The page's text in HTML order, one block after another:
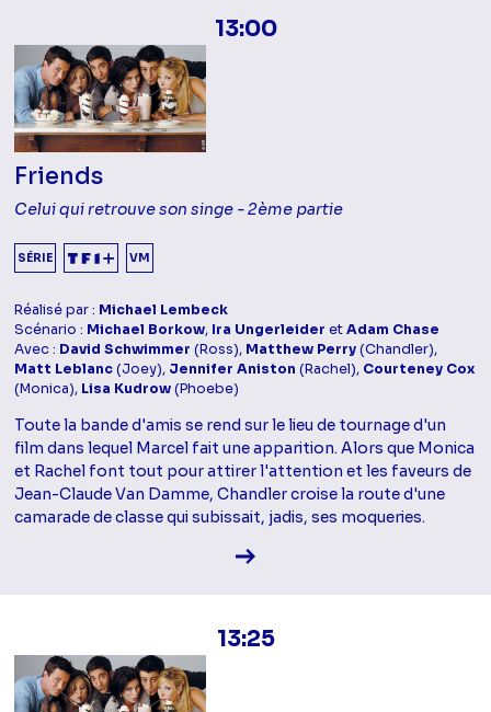
13:00
Friends
Celui qui retrouve son singe - 2ème partie
SÉRIE VM
Réalisé par : Michael Lembeck
Scénario : Michael Borkow, Ira Ungerleider etAdam Chase
Avec : David Schwimmer (Ross), Matthew Perry(Chandler),
Matt Leblanc(Joey), Jennifer Aniston (Rachel), Courteney Cox
(Monica), Lisa Kudrow(Phoebe)
Toute la bande d'amis se rend sur le lieu de tournage d'un
film dans lequel Marcel fait une apparition. Alors que Monica
et Rachel font tout pour attirer l'attention et les faveurs de
Jean-Claude Van Damme, Chandler croise la route d'une
camarade de classe qui subissait, jadis, ses moqueries.
Voir la fiche diffusion
13:25